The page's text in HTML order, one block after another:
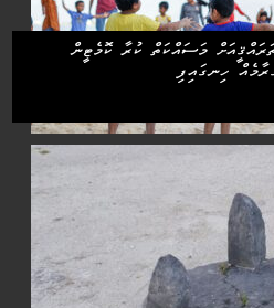
މަސައްކަތް ކުރާ ކޮމެޓީން
ހިނގައިފި